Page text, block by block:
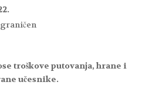
troškove putovanja, hrane i
učesnike.